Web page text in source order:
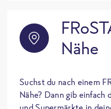
Nähe
Suchst du nach einem
Nähe? Dann gib einfach